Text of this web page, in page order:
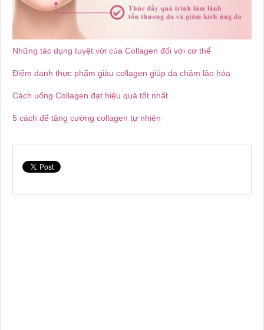
Những tác dụng tuyệt vời của Collagen đối với cơ thể
Điểm danh thực phẩm giàu collagen giúp da chậm lão hóa
Cách uống Collagen đạt hiệu quả tốt nhất
5 cách để tăng cường collagen tự nhiên